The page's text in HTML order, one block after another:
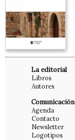
La editorial
Libros
Autores
Comunicación
Agenda
Contacto
Newsletter
Logotipos